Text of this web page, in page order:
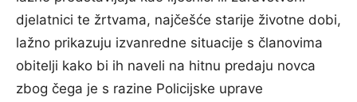
djelatnici te žrtvama, najčešće starije životne dobi,
lažno prikazuju izvanredne situacije s članovima
obitelji kako bi ih naveli na hitnu predaju novca
zbog čega je s razine Policijske uprave